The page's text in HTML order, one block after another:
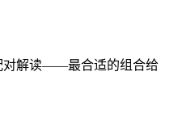
对解读——最合适的组合给